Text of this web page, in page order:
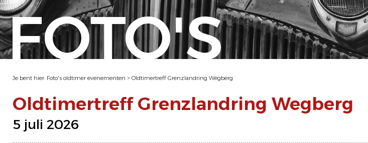
FOTO'S
Je bent hier: Foto's oldtimer evenementen > Oldtimertreff Grenzlandring Wegberg
Oldtimertreff Grenzlandring Wegberg
5 juli 2026